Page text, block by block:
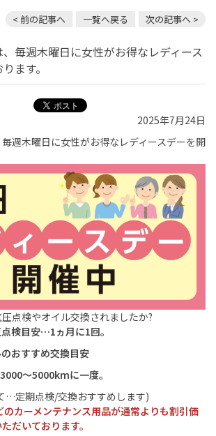
< 前の記事へ 一覧へ戻る 次の記事へ >
毎週木曜日に女性がお得なレディース
ます。
2025年7月24日
週木曜日に女性がお得なレディースデーを開
点検やオイル交換されましたか?
検目安…1ヵ月に1回。
おすすめ交換目安
～5000kmに一度。
…定期点検/交換おすすめします)
のカーメンテナンス用品が通常よりも割引価
だいております。